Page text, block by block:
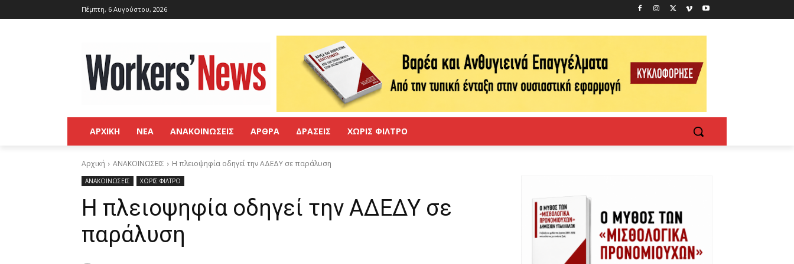
Πέμπτη, 6 Αυγούστου, 2026
ΑΡΧΙΚΗ ΝΕΑ ΑΝΑΚΟΙΝΩΣΕΙΣ ΑΡΘΡΑ ΔΡΑΣΕΙΣ ΧΩΡΙΣ ΦΙΛΤΡΟ
Αρχική ΑΝΑΚΟΙΝΩΣΕΙΣ Η πλειοψηφία οδηγεί την ΑΔΕΔΥ σε παράλυση
ΑΝΑΚΟΙΝΩΣΕΙΣ ΧΩΡΙΣ ΦΙΛΤΡΟ
Η πλειοψηφία οδηγεί την ΑΔΕΔΥ σε
παράλυση